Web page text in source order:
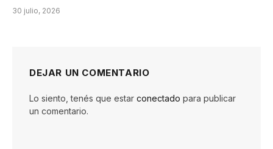
30 julio, 2026
DEJAR UN COMENTARIO
Lo siento, tenés que estar conectado para publicar
un comentario.